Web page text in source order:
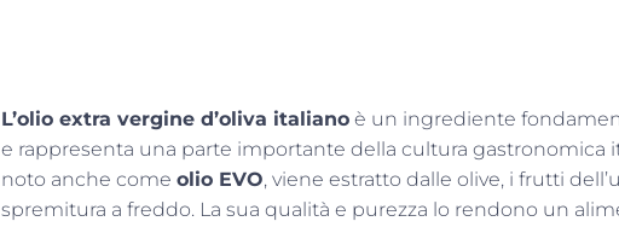
L’olio extra vergine d’oliva italiano è un ingrediente
e rappresenta una parte importante della cultura gastronomica
noto anche comeolio EVO, viene estratto dalle olive, i frutti
spremitura a freddo. La sua qualità e purezza lo rendono un